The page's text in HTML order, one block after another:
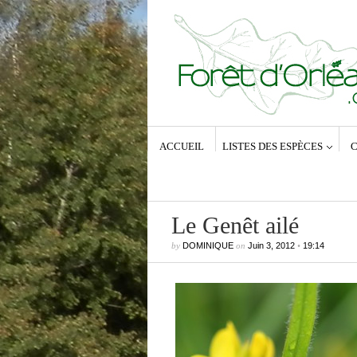
Commentaires récents
Anne-Lyse MESSAGER
dans
pyrina (Linné, 1761) – La Coquette
DominiquedansZeuzera pyrina
1761) – La Coquette
ACCUEIL LISTES DES ESPÈCES
Le Genêt ailé
by DOMINIQUEon Juin 3, 2012• 19:14